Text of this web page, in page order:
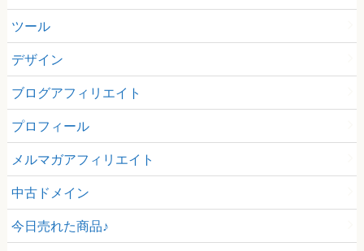
ツール
デザイン
ブログアフィリエイト
プロフィール
メルマガアフィリエイト
中古ドメイン
今日売れた商品♪